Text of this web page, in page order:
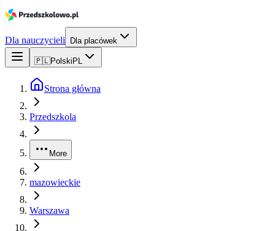
Dla nauczycieli Dla placówek
🇵🇱Polski PL
Strona główna
Przedszkola
More
mazowieckie
Warszawa